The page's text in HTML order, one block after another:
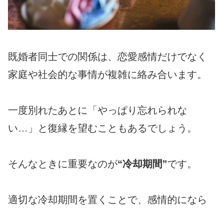
既婚者同士での関係は、恋愛感情だけでなく
家庭や社会的な事情が複雑に絡み合います。
一度別れたあとに「やっぱり忘れられな
い…」と復縁を望むこともあるでしょう。
そんなときに重要なのが“冷却期間”です。
適切な冷却期間を置くことで、感情的になら